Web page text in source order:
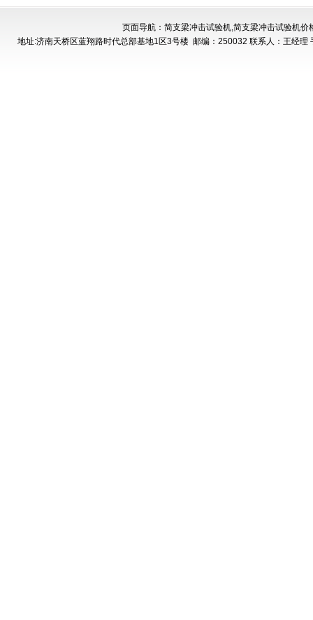
页面导航：简支梁冲击试验机,简支梁冲击试验机价
地址:济南天桥区蓝翔路时代总部基地1区3号楼 邮编：250032 联系人：王经